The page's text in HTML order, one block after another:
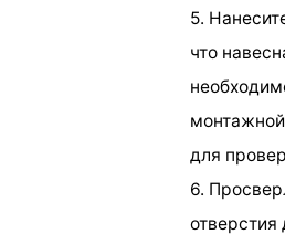
5.
что
для
6.
отверстия